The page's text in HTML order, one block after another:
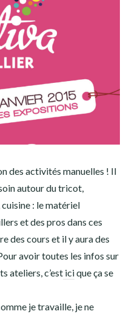
des activités manuelles ! Il
autour du tricot,
: le matériel
et des pros dans ces
des cours et il y aura des
avoir toutes les infos sur
ateliers, c’est icique ça se
je travaille, je ne